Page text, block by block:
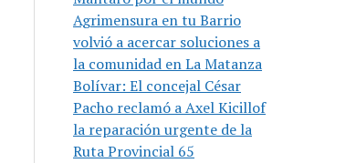
Agrimensura en tu Barrio
volvió a acercar soluciones a
la comunidad en La Matanza
Bolívar: El concejal César
Pacho reclamó a Axel Kicillof
la reparación urgente de la
Ruta Provincial 65